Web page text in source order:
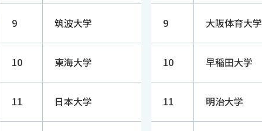
9 筑波大学
10 東海大学
11 日本大学
9 大阪体育大学
10 早稲田大学
11 明治大学